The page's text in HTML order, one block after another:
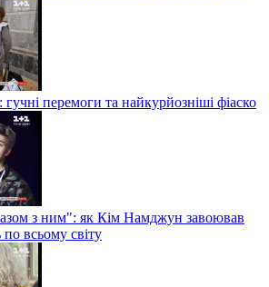
перемоги та найкурйозніші фіаско
з ним": як Кім Намджун завоював
всьому світу